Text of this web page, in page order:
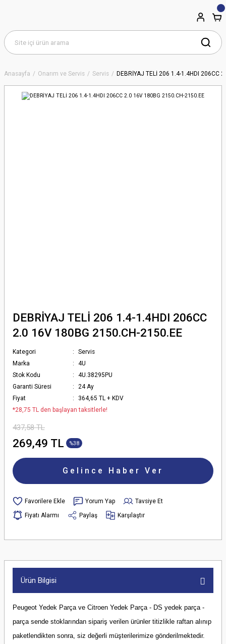
Anasayfa Onarım ve Servis Servis DEBRİYAJ TELİ 206 1.4-1.4HDI 206CC
DEBRİYAJ TELİ 206 1.4-1.4HDI 206CC
2.0 16V 180BG 2150.CH-2150.EE
Kategori
Servis
Marka
4U
Stok Kodu
4U.38295PU
Garanti Süresi
24 Ay
Fiyat
364,65 TL + KDV
*28,75 TL den başlayan taksitlerle!
437,58 TL
269,49 TL %38
Gelince Haber Ver
Yorum Yap
Tavsiye Et
Fiyatı Alarmı
Paylaş Karşılaştır
Ürün Bilgisi
Peugeot Yedek Parça ve Citroen Yedek Parça - DS yedek parça -
parça sende stoklarından sipariş verilen ürünler titizlikle raftan alınıp
paketlendikten sonra, siz değerli müşterilerimize gönderilmektedir.